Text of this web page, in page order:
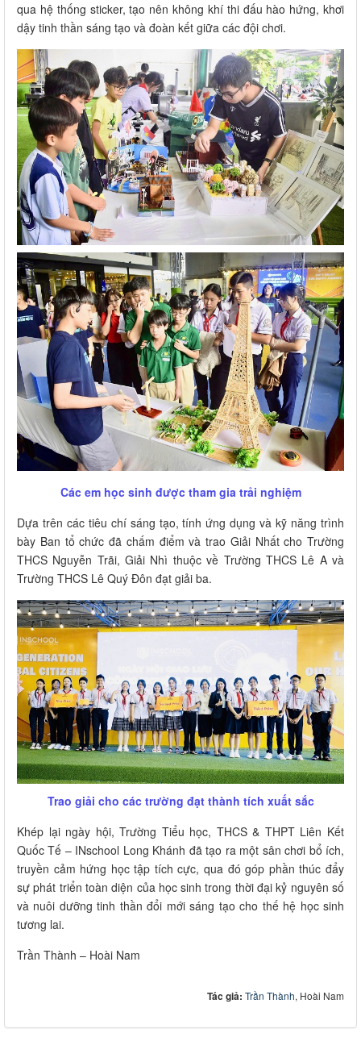
qua hệ thống sticker, tạo nên không khí thi đấu hào hứng, khơi
dậy tinh thần sáng tạo và đoàn kết giữa các đội chơi.
Các em học sinh được tham gia trải nghiệm
Dựa trên các tiêu chí sáng tạo, tính ứng dụng và kỹ năng trình
bày Ban tổ chức đã chấm điểm và trao Giải Nhất cho Trường
THCS Nguyễn Trãi, Giải Nhì thuộc về Trường THCS Lê A và
Trường THCS Lê Quý Đôn đạt giải ba.
Trao giải cho các trường đạt thành tích xuất sắc
Khép lại ngày hội, Trường Tiểu học, THCS & THPT Liên Kết
Quốc Tế – INschool Long Khánh đã tạo ra một sân chơi bổ ích,
truyền cảm hứng học tập tích cực, qua đó góp phần thúc đẩy
sự phát triển toàn diện của học sinh trong thời đại kỷ nguyên số
và nuôi dưỡng tinh thần đổi mới sáng tạo cho thế hệ học sinh
tương lai.
Trần Thành – Hoài Nam
Tác giả: Trần Thành, Hoài Nam